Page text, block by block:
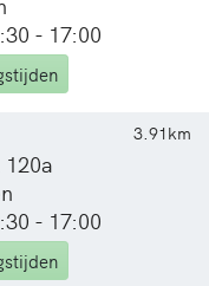
- 17:00
3.91km
- 17:00